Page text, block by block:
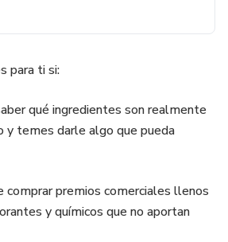
para ti si:
qué ingredientes son realmente
y temes darle algo que pueda
comprar premios comerciales llenos
y químicos que no aportan